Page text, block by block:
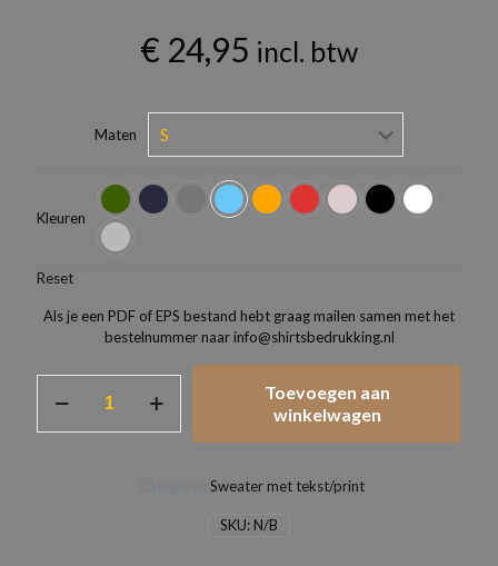
€ 24,95 incl. btw
Maten
Kleuren
Reset
Als je een PDF of EPS bestand hebt graag mailen samen met het
bestelnummer naar info@shirtsbedrukking.nl
Heavy
Toevoegen aan
winkelwagen
SKU:N/B
Sweater met tekst/print